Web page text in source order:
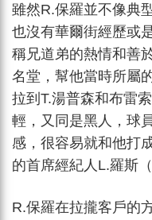
雖然R.保羅並不像典
也沒有華爾街經歷或
稱兄道弟的熱情和善
名堂，幫他當時所屬
拉到T.湯普森和布雷
輕，又同是黑人，球
感，很容易就和他打
的首席經紀人L.羅斯
R.保羅在拉攏客戶的